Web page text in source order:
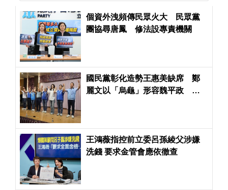
個資外洩頻傳民眾火大 民眾黨
團協尋唐鳳 修法設專責機關
國民黨彰化造勢王惠美缺席 鄭
麗文以「烏龜」形容魏平政 喊
王鴻薇指控前立委呂孫綾父涉嫌
洗錢 要求金管會應依徹查